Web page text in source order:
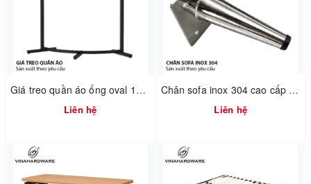
Giá treo quần áo ống oval 1900.1.13506
Liên hệ
Chân sofa inox 304 cao cấp 2100.1.01182
Liên hệ